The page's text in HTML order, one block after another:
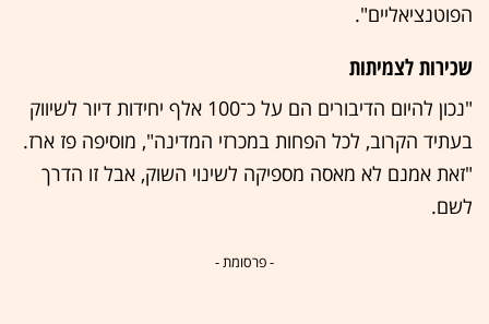
הפוטנציאליים".
שכירות לצמיתות
"נכון להיום הדיבורים הם על כ־100 אלף יחידות דיור לשיווק
בעתיד הקרוב, לכל הפחות במכרזי המדינה", מוסיפה פז ארז.
"זאת אמנם לא מאסה מספיקה לשינוי השוק, אבל זו הדרך
לשם.
- פרסומת -